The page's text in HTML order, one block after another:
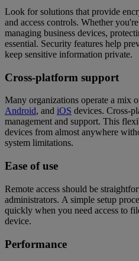
Look for solutions that provide
and access controls. Whether
managing business devices,
essential. Security features help
keep sensitive information private.
Cross-platform support
Many organizations operate a mix
Android, and iOS devices. Cross-
management and support. This
devices from almost anywhere
system limitations.
Ease of use
Remote access should be
administrators. A simple setup
quickly when you need access to
device.
Performance